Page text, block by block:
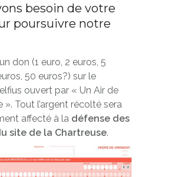
besoin de votre
poursuivre notre
don (1 euro, 2 euros, 5
50 euros?) sur le
ouvert par « Un Air de
». Tout l’argent récolté sera
affecté à la défense des
site de la Chartreuse.